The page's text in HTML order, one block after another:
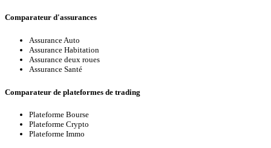
Comparateur d'assurances
Assurance Auto
Assurance Habitation
Assurance deux roues
Assurance Santé
Comparateur de plateformes de trading
Plateforme Bourse
Plateforme Crypto
Plateforme Immo